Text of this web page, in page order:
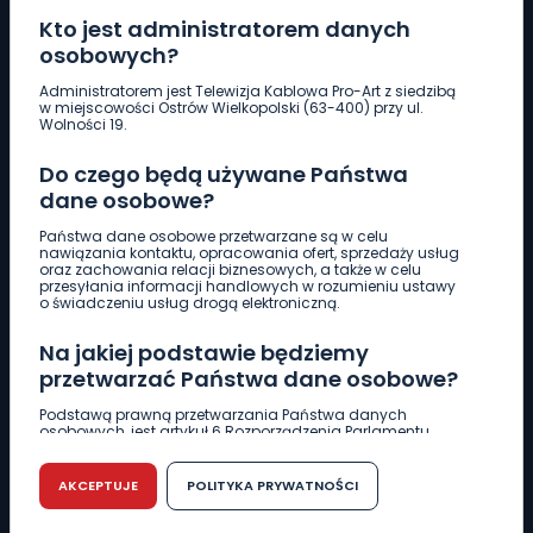
Kto jest administratorem danych
osobowych?
Administratorem jest Telewizja Kablowa Pro-Art z siedzibą
w miejscowości Ostrów Wielkopolski (63-400) przy ul.
Wolności 19.
Do czego będą używane Państwa
dane osobowe?
Państwa dane osobowe przetwarzane są w celu
nawiązania kontaktu, opracowania ofert, sprzedaży usług
oraz zachowania relacji biznesowych, a także w celu
przesyłania informacji handlowych w rozumieniu ustawy
o świadczeniu usług drogą elektroniczną.
Na jakiej podstawie będziemy
przetwarzać Państwa dane osobowe?
Podstawą prawną przetwarzania Państwa danych
osobowych, jest artykuł 6 Rozporządzenia Parlamentu
r. w sprawie ochrony osób fizycznych w związku z
przetwarzaniem danych osobowych w sprawie
swobodnego przepływu takich danych oraz uchylenia
dyrektywy 95/46/WE (RODO).
AKCEPTUJE POLITYKA PRYWATNOŚCI
Pobierz logotyp
661 997 997
REDAKCJA
62 735 22 22redakcja@wlkp24.info
DZIAŁ REKLAMY
62 735 01 85 reklama@wlkp24.info
WIADOMOŚCI
CIEKAWOSTKI